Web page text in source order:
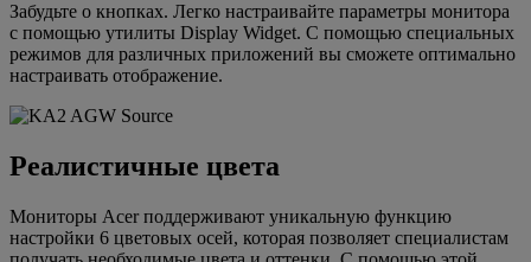
Забудьте о кнопках. Легко настраивайте параметры монитора
с помощью утилиты Display Widget. С помощью специальных
режимов для различных приложений вы сможете оптимально
настраивать отображение.
Реалистичные цвета
Мониторы Acer поддерживают уникальную функцию
настройки 6 цветовых осей, которая позволяет специалистам